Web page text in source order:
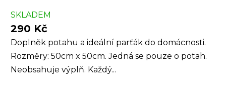
SKLADEM
290 Kč
Doplněk potahu a ideální parťák do domácnosti.
Rozměry: 50cm x 50cm. Jedná se pouze o potah.
Neobsahuje výplň. Každý...